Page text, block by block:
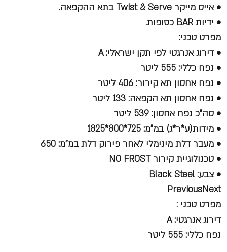
• אייס מייקר Twist & Serve בתא ההקפאה.
• ידיות BAR כסופות.
מפרט טכני:
• דירוג אנרגטי לפי תקן ישראלי: A
• נפח כללי: 555 ליטר
• נפח אחסון תא קירור: 406 ליטר
• נפח אחסון תא הקפאה: 133 ליטר
• סה"כ נפח אחסון: 539 ליטר
• מידות(ע*ר*ג) במ"מ: 725*800*1825
• מעבר דלת מינימלי לאחר פירוק דלת במ"מ: 650
• טכנולוגיית קירור NO FROST
• צבע: Black Steel
PreviousNext
מפרט טכני :
דירוג אנרגטי:A
נפח כללי: 555 ליטר